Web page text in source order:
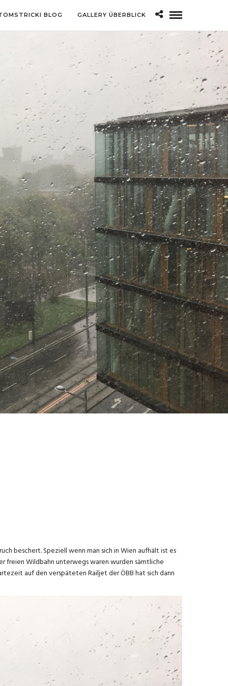
BLOG GALLERY ÜBERBLICK
beschert. Speziell wenn man sich in Wien aufhält ist es
freien Wildbahn unterwegs waren wurden sämtliche
auf den verspäteten Railjet der ÖBB hat sich dann